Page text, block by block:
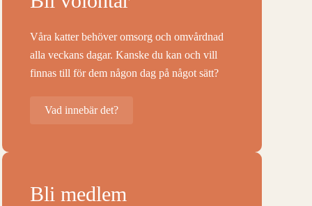
Våra katter behöver omsorg och omvårdnad
alla veckans dagar. Kanske du kan och vill
finnas till för dem någon dag på något sätt?
Vad innebär det?
Bli medlem